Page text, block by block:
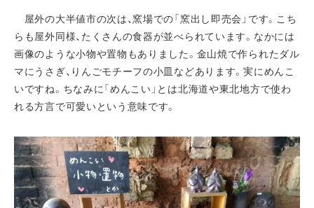
屋外の大半値市の次は、窯場での「窯出し即売会」です。こち
らも屋外同様、たくさんの食器が並べられています。なかには
画像のような小物や置物もありました。金山焼で作られたダル
マにうさぎ、りんごモチーフの小皿などあります。実にめんこ
いですね。ちなみに「めんこい」とは北海道や東北地方で使わ
れる方言で可愛いという意味です。